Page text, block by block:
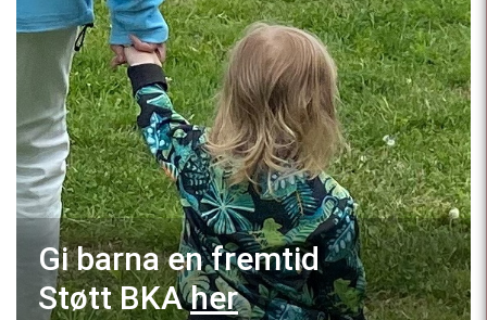
Gi barna en fremtid
Støtt BKAher